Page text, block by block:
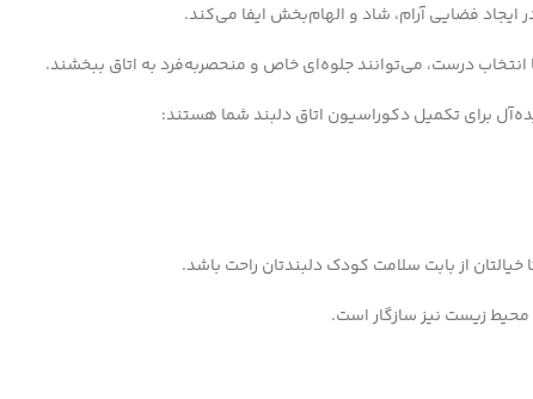
فضایی آرام، شاد و الهام‌بخش ایفا می‌کند.
درست، می‌توانند جلوه‌ای خاص و منحصربه‌فرد به اتاق ببخشند.
برای تکمیل دکوراسیون اتاق دلبند شما هستند:
از بابت سلامت کودک دلبندتان راحت باشد.
زیست نیز سازگار است.